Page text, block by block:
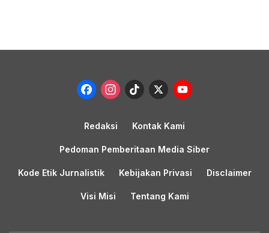
Facebook
Instagram
TikTok
X
Redaksi Kontak Kami
Pedoman Pemberitaan Media Siber
Kode Etik Jurnalistik Kebijakan Privasi Disclaimer
Visi Misi Tentang Kami